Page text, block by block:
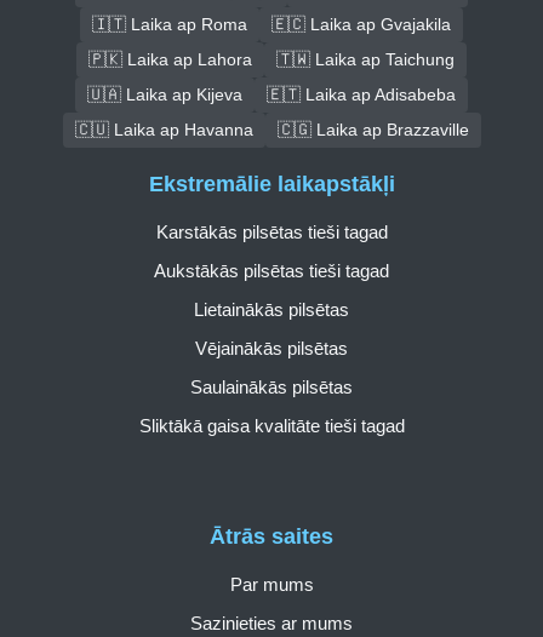
🇮🇹 Laika ap Roma
🇪🇨 Laika ap Gvajakila
🇵🇰 Laika ap Lahora
🇹🇼 Laika ap Taichung
🇺🇦 Laika ap Kijeva
🇪🇹 Laika ap Adisabeba
🇨🇺 Laika ap Havanna
🇨🇬 Laika ap Brazzaville
Ātrās saites
Par mums
Sazinieties ar mums
Ekstremālie laikapstākļi
Karstākās pilsētas tieši tagad
Aukstākās pilsētas tieši tagad
Lietainākās pilsētas
Vējainākās pilsētas
Saulainākās pilsētas
Sliktākā gaisa kvalitāte tieši tagad